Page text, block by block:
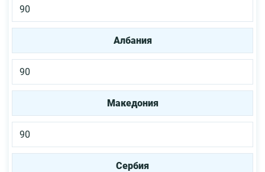
90
Албания
90
Македония
90
Сербия